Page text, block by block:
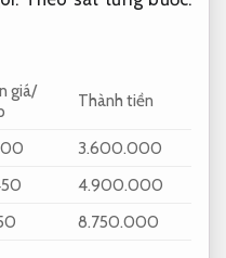
giá/
Thành tiền
3.600.000
4.900.000
8.750.000